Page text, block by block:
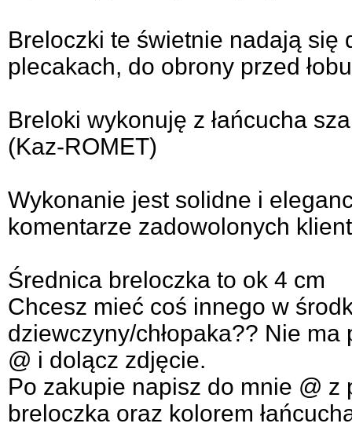
Breloczki te świetnie nadają się
plecakach, do obrony przed
Breloki wykonuję z łańcucha
(Kaz-ROMET)
Wykonanie jest solidne i
komentarze zadowolonych
Średnica breloczka to ok 4 cm
Chcesz mieć coś innego w
dziewczyny/chłopaka?? Nie
@ i dolącz zdjęcie.
Po zakupie napisz do mnie @
breloczka oraz kolorem